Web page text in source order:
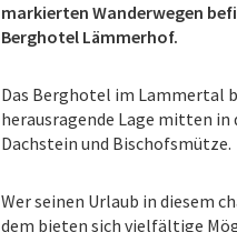
markierten Wanderwegen
Berghotel Lämmerhof.
Das Berghotel im Lammertal
herausragende Lage mitten
Dachstein und Bischofsmütze.
Wer seinen Urlaub in diesem
dem bieten sich vielfältige